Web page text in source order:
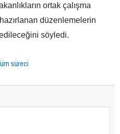
ortak çalışma
düzenlemelerin
söyledi.
süreci